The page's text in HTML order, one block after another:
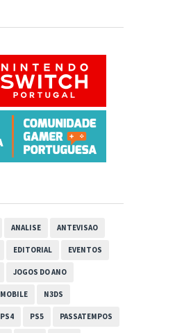
ANALISE ANTEVISAO
EDITORIAL EVENTOS
JOGOS DO ANO
MOBILE N3DS
PS4 PS5 PASSATEMPOS